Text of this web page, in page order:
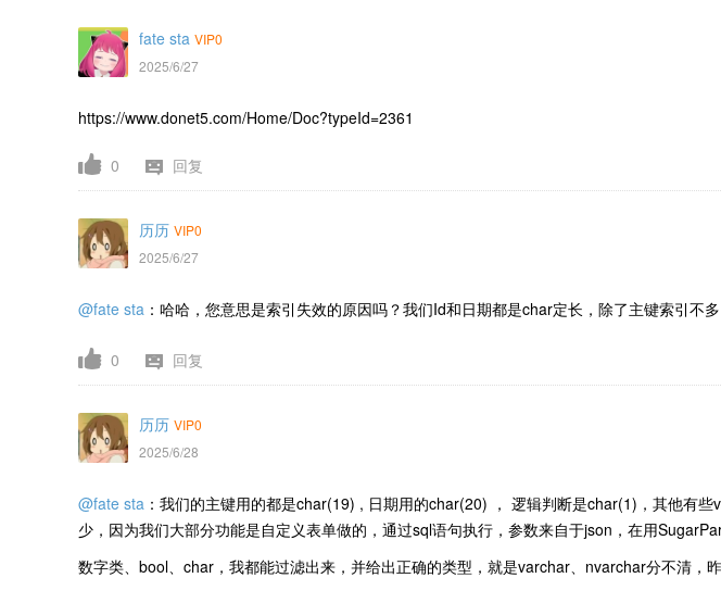
fate sta VIP0
2025/6/27
https://www.donet5.com/Home/Doc?typeId=2361
0 回复
历历 VIP0
2025/6/27
@fate sta ：哈哈，您意思是索引失效的原因吗？我们Id和日期都是char定长，除了主键索引
0 回复
历历 VIP0
2025/6/28
@fate sta ：我们的主键用的都是char(19) , 日期用的char(20) ， 逻辑判断是char(1)，其他有
少，因为我们大部分功能是自定义表单做的，通过sql语句执行，参数来自于json，在用
数字类、bool、char，我都能过滤出来，并给出正确的类型，就是varchar、nvarchar分不清，